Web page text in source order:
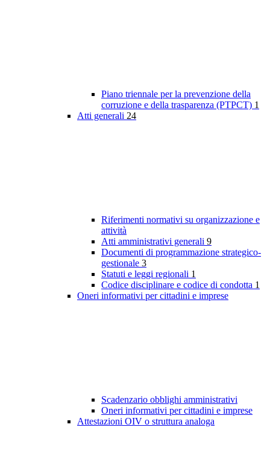
Piano triennale per la prevenzione della
corruzione e della trasparenza (PTPCT) 1
Atti generali 24
Riferimenti normativi su organizzazione e
attività
Atti amministrativi generali 9
Documenti di programmazione strategico-
gestionale 3
Statuti e leggi regionali 1
Codice disciplinare e codice di condotta 1
Oneri informativi per cittadini e imprese
Scadenzario obblighi amministrativi
Oneri informativi per cittadini e imprese
Attestazioni OIV o struttura analoga